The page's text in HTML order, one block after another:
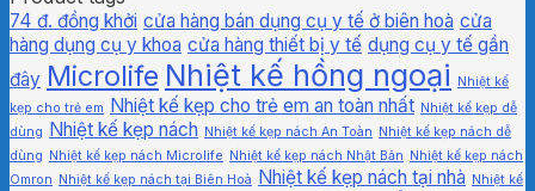
nhất
nhất
74 đ. đồng khởi cửa hàng bán dụng cụ y tế ở biên hoà cửa
hàng dụng cụ y khoa cửa hàng thiết bị y tế dụng cụ y tế gần
đây Microlife Nhiệt kế hồng ngoại
Nhiệt kế
kẹp cho trẻ em Nhiệt kế kẹp cho trẻ em an toàn nhất Nhiệt kế kẹp dễ
dùng Nhiệt kế kẹp nách Nhiệt kế kẹp nách An Toàn Nhiệt kế kẹp nách dễ
dùng Nhiệt kế kẹp nách Microlife Nhiệt kế kẹp nách Nhật Bản Nhiệt kế kẹp nách
Omron Nhiệt kế kẹp nách tại Biên Hoà Nhiệt kế kẹp nách tại nhà Nhiệt kế